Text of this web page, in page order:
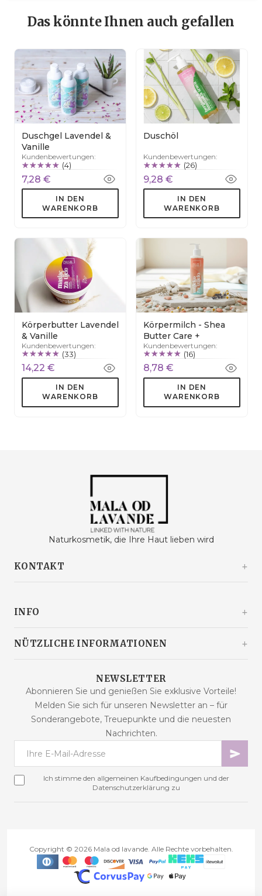
Das könnte Ihnen auch gefallen
Duschgel Lavendel &
Vanille
Kundenbewertungen:
(4)
7,28 €
IN DEN
WARENKORB
Duschöl
Kundenbewertungen:
(26)
9,28 €
IN DEN
WARENKORB
Körperbutter Lavendel
& Vanille
Kundenbewertungen:
(33)
14,22 €
IN DEN
WARENKORB
Körpermilch - Shea
Butter Care +
Kundenbewertungen:
(16)
8,78 €
IN DEN
WARENKORB
Naturkosmetik, die Ihre Haut lieben wird
KONTAKT
Kroatien
info@malaodlavande.com
Mo. - Fr.: 09 - 15 Uhr
INFO
Über uns
Produkte im Angebot
Neue Produkte
Sitemap
Online-Streitbeilegung
NÜTZLICHE INFORMATIONEN
Häufig gestellte Fragen
Kaufbedingungen
Datensicherheit
Zahlungsarten
Treueprogramm
NEWSLETTER
Abonnieren Sie und genießen Sie exklusive Vorteile!
Melden Sie sich für unseren Newsletter an – für
Sonderangebote, Treuepunkte und die neuesten
Nachrichten.
Ich stimme den allgemeinen Kaufbedingungen und der
Datenschutzerklärung zu
Copyright © 2026 Mala od lavande. Alle Rechte vorbehalten.